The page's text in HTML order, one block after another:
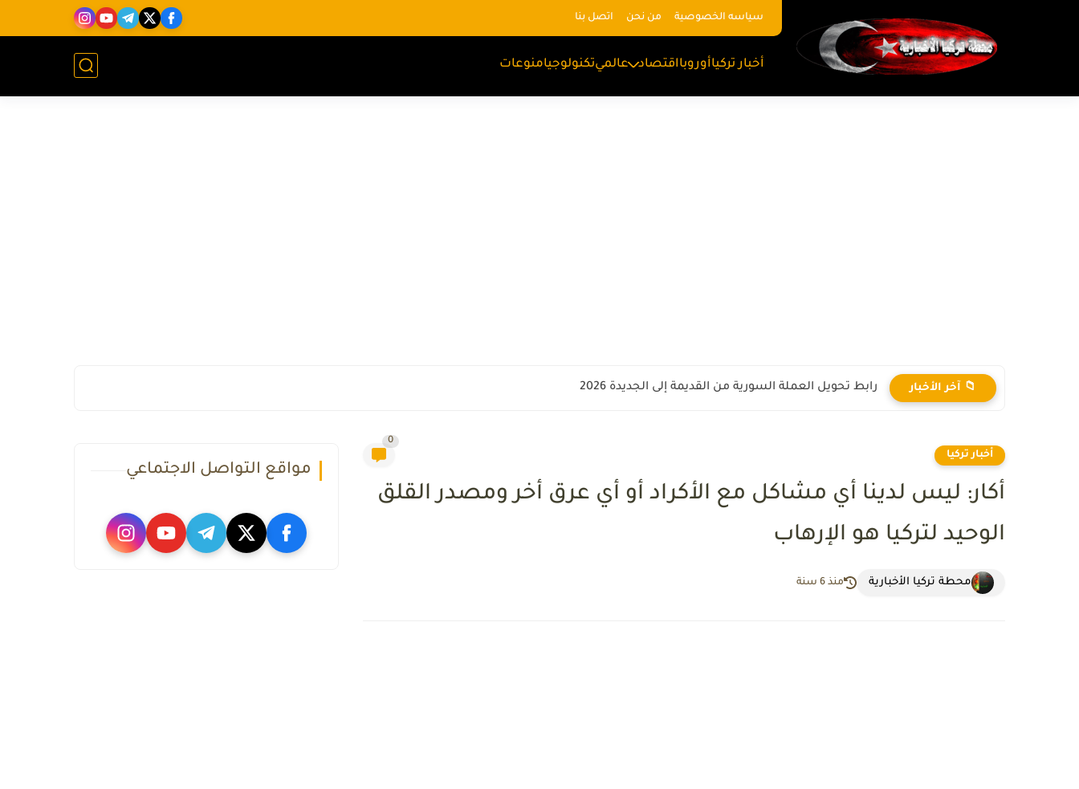
سياسه الخصوصية من نحن اتصل بنا
أخبار تركياأوروبااقتصاد عالميتكنولوجيامنوعات
📁 آخر الأخبار رابط تحويل العملة السورية من القديمة إلى الجديدة 2026
أخبار تركيا
0
أكار: ليس لدينا أي مشاكل مع الأكراد أو أي عرق أخر ومصدر القلق
الوحيد لتركيا هو الإرهاب
محطة تركيا الأخبارية منذ 6 سنة
مواقع التواصل الاجتماعي